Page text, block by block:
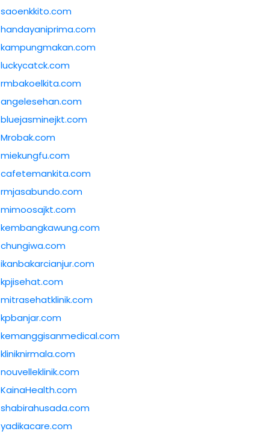
saoenkkito.com
handayaniprima.com
kampungmakan.com
luckycatck.com
rmbakoelkita.com
angelesehan.com
bluejasminejkt.com
Mrobak.com
miekungfu.com
cafetemankita.com
rmjasabundo.com
mimoosajkt.com
kembangkawung.com
chungiwa.com
ikanbakarcianjur.com
kpjisehat.com
mitrasehatklinik.com
kpbanjar.com
kemanggisanmedical.com
kliniknirmala.com
nouvelleklinik.com
KainaHealth.com
shabirahusada.com
yadikacare.com